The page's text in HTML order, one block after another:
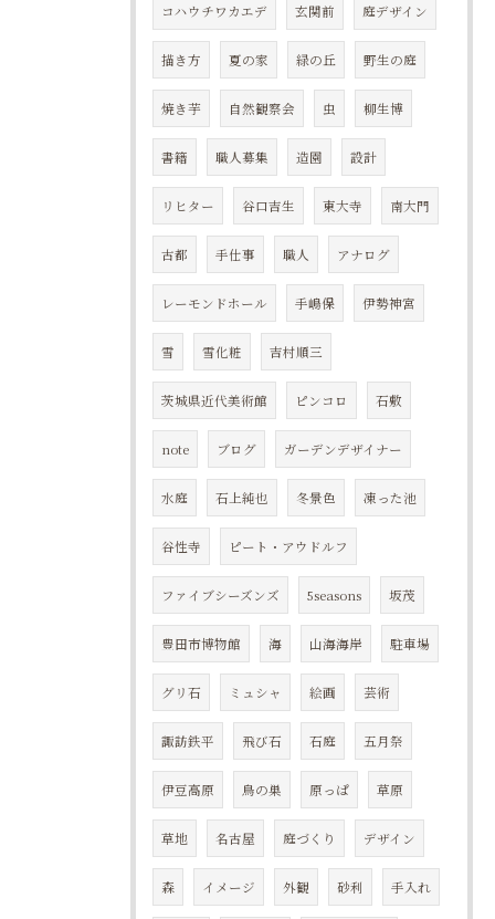
コハウチワカエデ 玄関前 庭デザイン
描き方 夏の家 緑の丘 野生の庭
焼き芋 自然観察会 虫 柳生博
書籍 職人募集 造園 設計
リヒター 谷口吉生 東大寺 南大門
古都 手仕事 職人 アナログ
レーモンドホール 手嶋保 伊勢神宮
雪 雪化粧 吉村順三
茨城県近代美術館 ピンコロ 石敷
note ブログ ガーデンデザイナー
水庭 石上純也 冬景色 凍った池
谷性寺 ピート・アウドルフ
ファイブシーズンズ 5seasons 坂茂
豊田市博物館 海 山海海岸 駐車場
グリ石 ミュシャ 絵画 芸術
諏訪鉄平 飛び石 石庭 五月祭
伊豆高原 鳥の巣 原っぱ 草原
草地 名古屋 庭づくり デザイン
森 イメージ 外観 砂利 手入れ